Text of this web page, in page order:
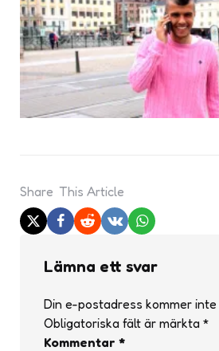
Share This Article
Lämna ett svar
Din e-postadress kommer inte
Obligatoriska fält är märkta *
Kommentar *